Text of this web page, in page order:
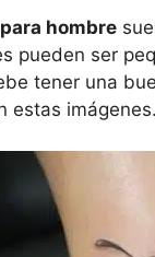
hombre
pueden ser
tener una
estas imágenes.